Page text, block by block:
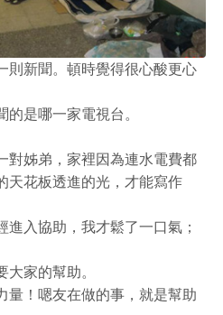
則新聞。頓時覺得很心酸更心
是哪一家電視台。
對姊弟，家裡因為連水電費都
天花板透進的光，才能寫作
入協助，我才鬆了一口氣；
家的幫助。
量！嗯友在做的事，就是幫助